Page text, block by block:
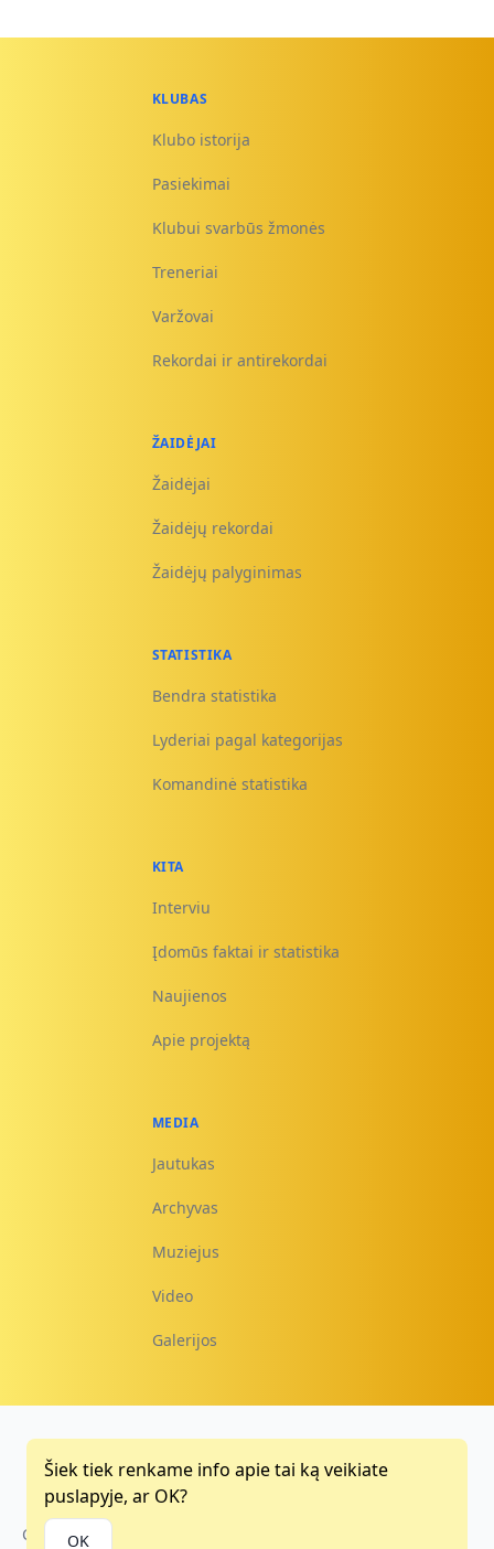
Šiek tiek renkame info apie tai ką veikiate
puslapyje, ar OK?
OK
KLUBAS
Klubo istorija
Pasiekimai
Klubui svarbūs žmonės
Treneriai
Varžovai
Rekordai ir antirekordai
ŽAIDĖJAI
Žaidėjai
Žaidėjų rekordai
Žaidėjų palyginimas
STATISTIKA
Bendra statistika
Lyderiai pagal kategorijas
Komandinė statistika
KITA
Interviu
Įdomūs faktai ir statistika
Naujienos
Apie projektą
MEDIA
Jautukas
Archyvas
Muziejus
Video
Galerijos
FacebookInstagramYoutube
Copyright © 2015 - 2026